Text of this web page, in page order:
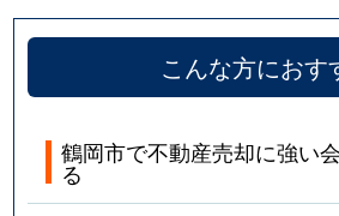
こんな方におす
鶴岡市で不動産売却に強い
る